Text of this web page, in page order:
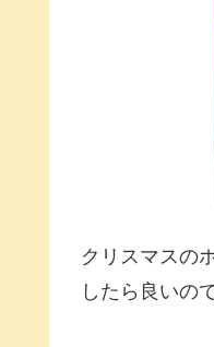
クリスマスの
したら良いの